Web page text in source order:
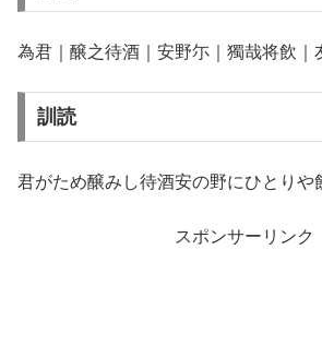
為君｜醸之待酒｜安野尓｜獨哉将飲｜
訓読
君がため醸みし待酒安の野にひとりや
スポンサーリンク